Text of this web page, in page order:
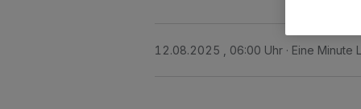
12.08.2025 , 06:00 Uhr Eine Minute